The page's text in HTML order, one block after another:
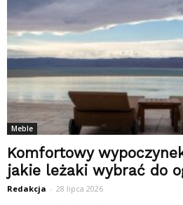
Meble
Komfortowy
jakie leżaki wybrać do
Redakcja - 28 lipca 2026